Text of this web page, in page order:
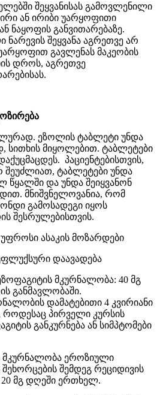
შეყვანისას გამოვლენილი
ან ირიბი უარყოფითი
ნაყოფის განვითარებაზე.
ნარევის შეყვანა აგრეთვე არ
გავლენას მაკეობის
დროს, აგრეთვე
ეზოლის ტაბლეტი უნდა
სითხის მიყოლებით. ტაბლეტები
პაციენტებისთვის,
ტაბლეტები უნდა
წყალში და უნდა შეიყვანონ
მნიშვნელოვანია, რომ
გამოსადეგი იყოს
შესრულებისთვის.
ასაკის მოზარდები
დაავადება
მკურნალობა: 40 მგ
განმავლობაში.
დამატებითი 4 კვირიანი
როდესაც პირველი კურსის
განკურნება ან სიმპტომები
მკურნალობა ეროზიული
შემდეგ რეციდივის
მგ დღეში ერთხელ.